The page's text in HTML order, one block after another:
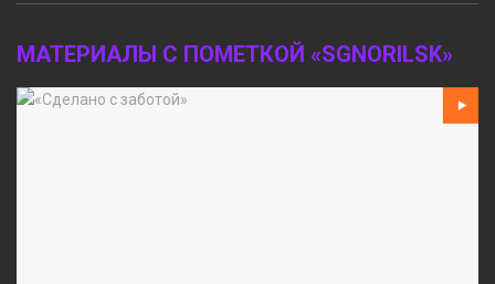
МАТЕРИАЛЫ С ПОМЕТКОЙ «SGNORILSK»